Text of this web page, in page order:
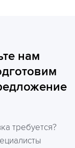
нам
требуется?